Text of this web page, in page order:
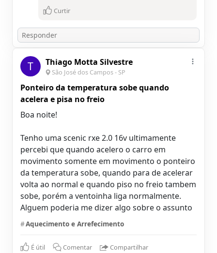
Curtir
T Thiago Motta Silvestre
São José dos Campos - SP
Ponteiro da temperatura sobe quando
acelera e pisa no freio
Boa noite!
Tenho uma scenic rxe 2.0 16v ultimamente
percebi que quando acelero o carro em
movimento somente em movimento o ponteiro
da temperatura sobe, quando para de acelerar
volta ao normal e quando piso no freio tambem
sobe, porém a ventoinha liga normalmente.
Alguem poderia me dizer algo sobre o assunto
#Aquecimento e Arrefecimento
É útil Comentar Compartilhar